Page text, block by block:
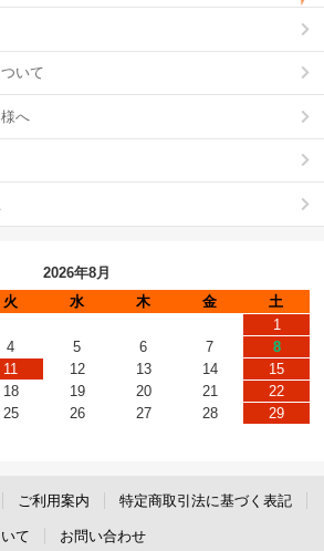
いて
へ
2026年8月
火 水 木 金
土
1
4 5 6 7
8
11 12 13 14
15
18 19 20 21
22
25 26 27 28
29
ご利用案内 特定商取引法に基づく表記
て お問い合わせ